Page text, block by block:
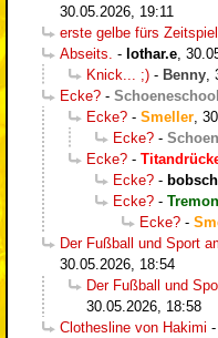
30.05.2026, 19:11
erste gelbe fürs Zeitspiel
Abseits. - lothar.e
Knick... ;) - Benny
Ecke? -
Ecke? - Smeller
Ecke? -
Ecke? -
Ecke? -
Ecke? -
Ecke? -
Der Fußball und Sport
30.05.2026, 18:54
Der Fußball und
30.05.2026, 18:58
Clothesline von Hakimi -